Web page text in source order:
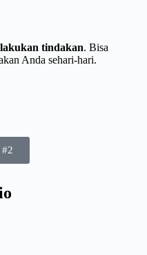
tindakan. Bisa
Anda sehari-hari.